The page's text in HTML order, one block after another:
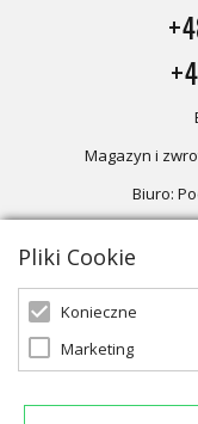
Magazyn i
Biuro:
Oferta skierowana dla
Pliki Cookie
Konieczne
Marketing
© 2026